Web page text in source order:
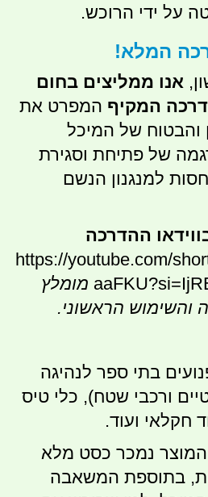
על ידי הרוכש.
המלא!
אנו ממליצים בחום
המקיף המפרט את
והבטוח של המיכל
של פתיחת וסגירת
למנגנון הנשם
ההדרכה
https://youtube.com/
מומלץ
והשימוש הראשוני.
בתי ספר לנהיגה
ורכבי שטח), כלי טיס
חקלאי ועוד.
המוצר נמכר כסט מלא
בתוספת המשאבה